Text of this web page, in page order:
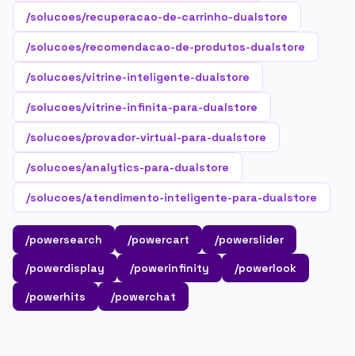
/solucoes/recuperacao-de-carrinho-dualstore
/solucoes/recomendacao-de-produtos-dualstore
/solucoes/vitrine-inteligente-dualstore
/solucoes/vitrine-infinita-para-dualstore
/solucoes/provador-virtual-para-dualstore
/solucoes/analytics-para-dualstore
/solucoes/atendimento-inteligente-para-dualstore
/powersearch /powercart
/powerslider
/powerdisplay
/powerinfinity
/powerlook
/powerhits
/powerchat